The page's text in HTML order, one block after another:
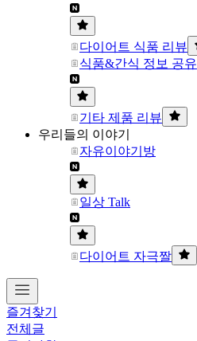
다이어트 식품 리뷰
식품&간식 정보 공유
기타 제품 리뷰
우리들의 이야기
자유이야기방
일상 Talk
다이어트 자극짤
즐겨찾기
전체글